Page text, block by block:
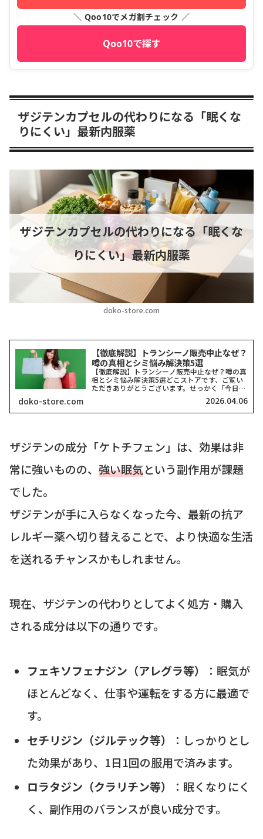
＼ Qoo10でメガ割チェック ／
Qoo10で探す
ザジテンカプセルの代わりになる「眠くな
りにくい」最新内服薬
doko-store.com
ザジテンカプセルの代わりになる「眠くな
りにくい」最新内服薬
【徹底解説】トランシーノ販売中止なぜ？
噂の真相とシミ悩み解決策5選
【徹底解説】トランシーノ販売中止なぜ？噂の真
相とシミ悩み解決策5選どこストアです、ご覧い
ただきありがとうございます。せっかく「今日か
らシミ対策を頑張ろう！」と思ってドラッグスト
アへ足を運んだのに、棚が空っぽだったり、お目
当てのシリーズが見当...
doko-store.com 2026.04.06
ザジテンの成分「ケトチフェン」は、効果は非
常に強いものの、 強い眠気という副作用が課題
でした。
ザジテンが手に入らなくなった今、最新の抗ア
レルギー薬へ切り替えることで、より快適な生活
を送れるチャンスかもしれません。
現在、ザジテンの代わりとしてよく処方・購入
される成分は以下の通りです。
フェキソフェナジン（アレグラ等）
：眠気が
ほとんどなく、仕事や運転をする方に最適で
す。
セチリジン（ジルテック等）
：しっかりとし
た効果があり、1日1回の服用で済みます。
ロラタジン（クラリチン等）
：眠くなりにく
く、副作用のバランスが良い成分です。